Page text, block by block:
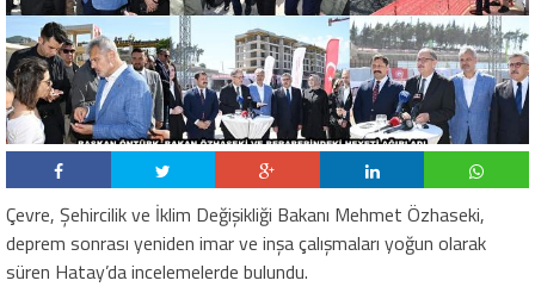
Çevre, Şehircilik ve İklim Değişikliği Bakanı Mehmet Özhaseki,
deprem sonrası yeniden imar ve inşa çalışmaları yoğun olarak
süren Hatay’da incelemelerde bulundu.